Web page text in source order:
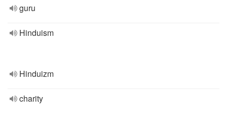
guru
Hinduism
Hinduizm
charity